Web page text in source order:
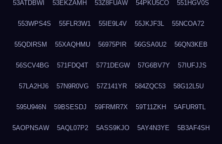
53ATDBWI 53EKZAMH 53Z8FUAW 54PKU5CO 551HGV0S
553WPS4S 55FLR3W1 55IE9L4V 55JKJF3L 55NCOA72
55QDIRSM 55XAQHMU 56975PIR 56GSA0U2 56QN3KEB
56SCV4BG 571FDQ4T 5771DEGW 57G6BV7Y 57IUFJJS
57LA2HJ6 57N9R0VG 57Z141YR 584ZQC53 58G12L5U
595U946N 59BSESDJ 59FRMR7X 59T11ZKH 5AFUR9TL
5AOPNSAW 5AQL07P2 5ASS9KJO 5AY4N3YE 5B3AF4SH